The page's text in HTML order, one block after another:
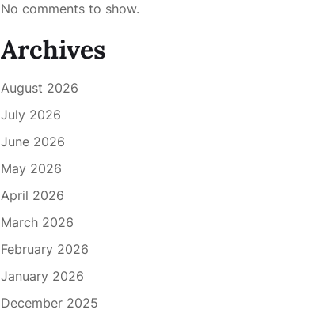
No comments to show.
Archives
August 2026
July 2026
June 2026
May 2026
April 2026
March 2026
February 2026
January 2026
December 2025